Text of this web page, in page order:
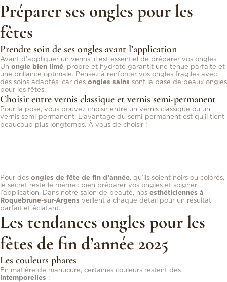
Préparer ses ongles pour les
fêtes
Prendre soin de ses ongles avant l’application
Avant d’appliquer un vernis, il est essentiel de préparer vos ongles.
Un ongle bien limé, propre et hydraté garantit une tenue parfaite et
une brillance optimale. Pensez à renforcer vos ongles fragiles avec
des soins adaptés, car des ongles sains sont la base de beaux ongles
pour les fêtes.
Choisir entre vernis classique et vernis semi-permanent
Pour la pose, vous pouvez choisir entre un vernis classique ou un
vernis semi-permanent. L’avantage du semi-permanent est qu’il tient
beaucoup plus longtemps. À vous de choisir !
Pour des ongles de fête de fin d’année, qu’ils soient noirs ou colorés,
le secret reste le même : bien préparer vos ongles et soigner
l’application. Dans notre salon de beauté, nos esthéticiennes à
Roquebrune-sur-Argens veillent à chaque détail pour un résultat
parfait et éclatant.
Les tendances ongles pour les
fêtes de fin d’année 2025
Les couleurs phares
En matière de manucure, certaines couleurs restent des
intemporelles :